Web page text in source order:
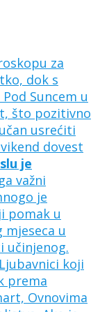
za
dok s
Suncem u
što pozitivno
usrećiti
dovest
je
važni
je
pomak u
u
učinjenog.
koji
prema
Ovnovima